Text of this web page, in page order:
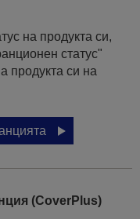
на продукта си,
статус"
продукта си на
(CoverPlus)